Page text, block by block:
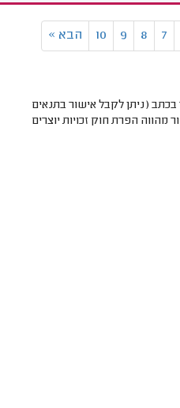
7
8
9
10 הבא »
(ניתן לקבל אישור בתנאים
מהווה הפרת חוק זכויות יוצרים